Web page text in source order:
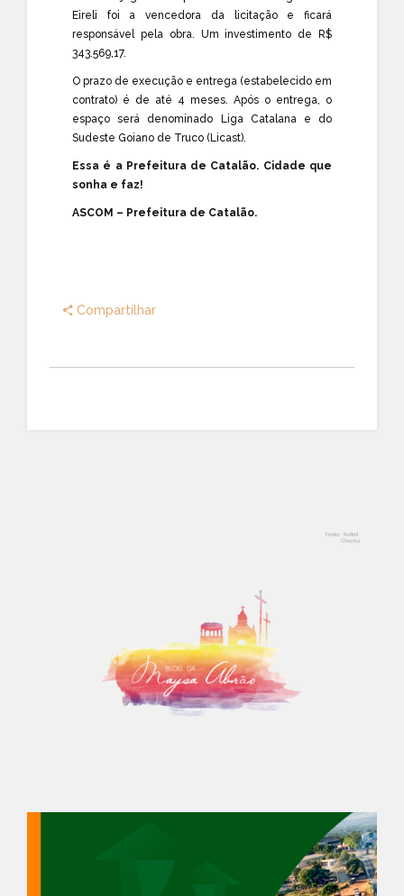
Eireli foi a vencedora da licitação e ficará
responsável pela obra. Um investimento de R$
343.569,17.
O prazo de execução e entrega (estabelecido em
contrato) é de até 4 meses. Após o entrega, o
espaço será denominado Liga Catalana e do
Sudeste Goiano de Truco (Licast).
Essa é a Prefeitura de Catalão. Cidade que
sonha e faz!
ASCOM – Prefeitura de Catalão.
Compartilhar